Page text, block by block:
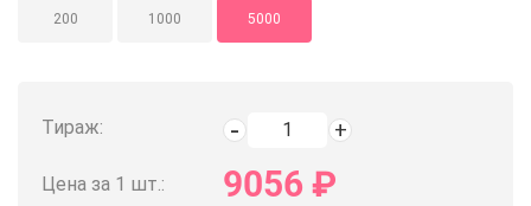
200 1000 5000
Тираж:
Цена за 1 шт.: 9056 ₽